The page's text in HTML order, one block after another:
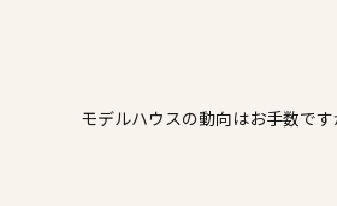
モデルハウスの動向はお手数で